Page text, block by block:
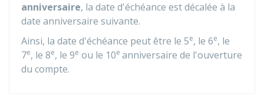
anniversaire, la date d'échéance est décalée à la
date anniversaire suivante.
Ainsi, la date d'échéance peut être le 5e, le 6e, le
7e, le 8e, le 9e ou le 10e anniversaire de l'ouverture
du compte.